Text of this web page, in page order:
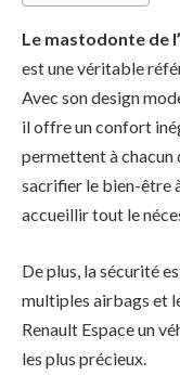
Le mastodonte de
est une véritable
Avec son design
il offre un confort
permettent à chacun
sacrifier le bien-être
accueillir tout le
De plus, la sécurité
multiples airbags et
Renault Espace un
les plus précieux.